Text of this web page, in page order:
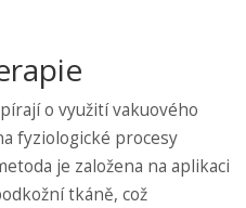
o využití vakuového
fyziologické procesy
je založena na aplikaci
tkáně, což